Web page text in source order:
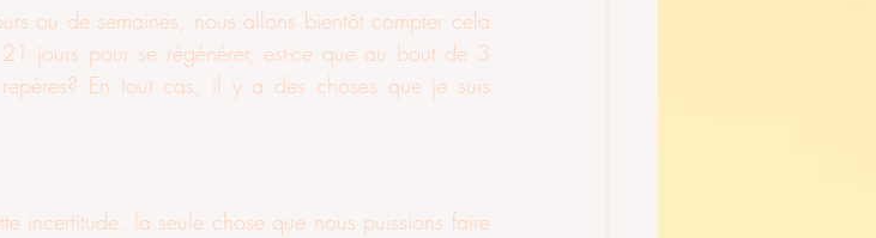
ou de semaines, nous allons bientôt compter cela
jours pour se régénérer, est-ce que au bout de 3
En tout cas, il y a des choses que je suis
incertitude, la seule chose que nous puissions faire